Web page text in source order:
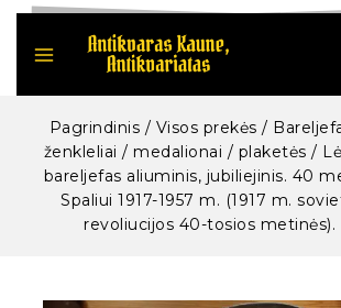
Pagrindinis / Visos prekės /
ženkleliai / medalionai / plaketės /
bareljefas aliuminis, jubiliejinis. 40
Spaliui 1917-1957 m. (1917 m.
revoliucijos 40-tosios metinės).